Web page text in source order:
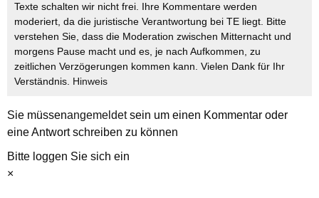
Texte schalten wir nicht frei. Ihre Kommentare werden
moderiert, da die juristische Verantwortung bei TE liegt. Bitte
verstehen Sie, dass die Moderation zwischen Mitternacht und
morgens Pause macht und es, je nach Aufkommen, zu
zeitlichen Verzögerungen kommen kann. Vielen Dank für Ihr
Verständnis. Hinweis
Sie müssenangemeldetsein um einen Kommentar oder
eine Antwort schreiben zu können
Bitte loggen Sie sich ein
×